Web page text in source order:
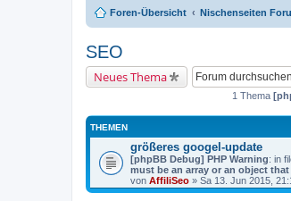
Foren-Übersicht Nischenseiten
SEO
Neues Thema
1 Thema
THEMEN
größeres googel-update
[phpBB Debug] PHP Warning: in
must be an array or an object
von AffiliSeo » Sa 13. Jun 2015,